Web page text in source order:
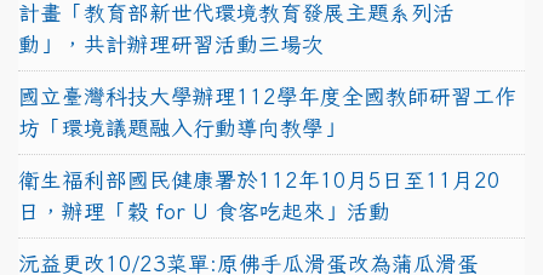
計畫「教育部新世代環境教育發展主題系列活
動」，共計辦理研習活動三場次
國立臺灣科技大學辦理112學年度全國教師研習工作
坊「環境議題融入行動導向教學」
衛生福利部國民健康署於112年10月5日至11月20
日，辦理「穀 for U 食客吃起來」活動
沅益更改10/23菜單:原佛手瓜滑蛋改為蒲瓜滑蛋